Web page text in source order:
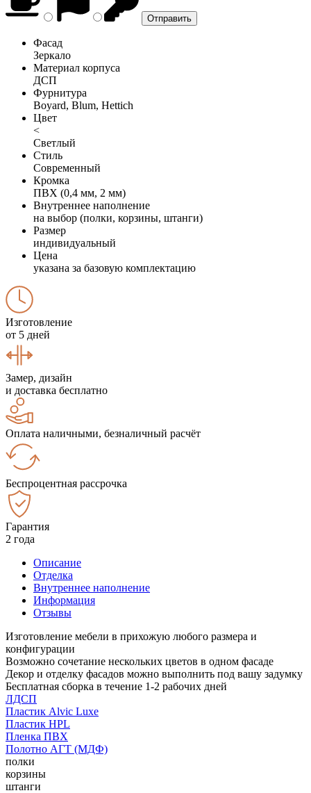
Фасад
Зеркало
Материал корпуса
ДСП
Фурнитура
Boyard, Blum, Hettich
Цвет
<
Светлый
Стиль
Современный
Кромка
ПВХ (0,4 мм, 2 мм)
Внутреннее наполнение
на выбор (полки, корзины, штанги)
Размер
индивидуальный
Цена
указана за базовую комплектацию
Изготовление
от 5 дней
Замер, дизайн
и доставка бесплатно
Оплата наличными, безналичный расчёт
Беспроцентная рассрочка
Гарантия
2 года
Описание
Отделка
Внутреннее наполнение
Информация
Отзывы
Изготовление мебели в прихожую любого размера и
конфигурации
Возможно сочетание нескольких цветов в одном фасаде
Декор и отделку фасадов можно выполнить под вашу задумку
Бесплатная сборка в течение 1-2 рабочих дней
ЛДСП
Пластик Alvic Luxe
Пластик HPL
Пленка ПВХ
Полотно АГТ (МДФ)
полки
корзины
штанги